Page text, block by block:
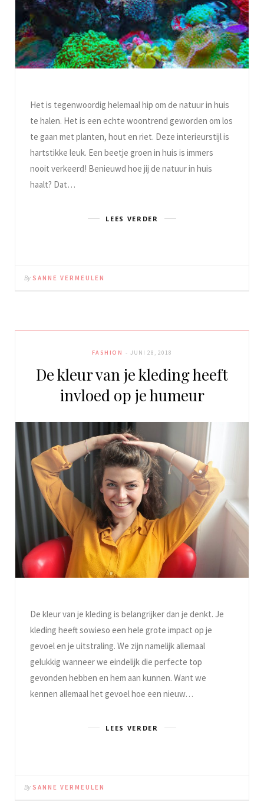
Het is tegenwoordig helemaal hip om de natuur in huis
te halen. Het is een echte woontrend geworden om los
te gaan met planten, hout en riet. Deze interieurstijl is
hartstikke leuk. Een beetje groen in huis is immers
nooit verkeerd! Benieuwd hoe jij de natuur in huis
haalt? Dat…
LEES VERDER
By SANNE VERMEULEN
FASHION JUNI 28, 2018
De kleur van je kleding heeft
invloed op je humeur
De kleur van je kleding is belangrijker dan je denkt. Je
kleding heeft sowieso een hele grote impact op je
gevoel en je uitstraling. We zijn namelijk allemaal
gelukkig wanneer we eindelijk die perfecte top
gevonden hebben en hem aan kunnen. Want we
kennen allemaal het gevoel hoe een nieuw…
LEES VERDER
By SANNE VERMEULEN